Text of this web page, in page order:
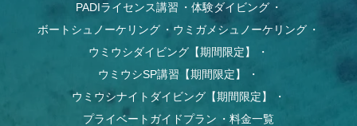
PADIライセンス講習
体験ダイビング
ボートシュノーケリング
ウミガメシュノーケリング
ウミウシダイビング【期間限定】
ウミウシSP講習【期間限定】
ウミウシナイトダイビング【期間限定】
プライベートガイドプラン
料金一覧